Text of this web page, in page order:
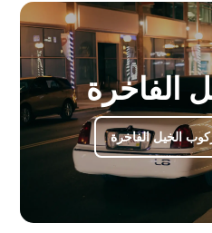
الفاخرة
الخيل الفاخرة